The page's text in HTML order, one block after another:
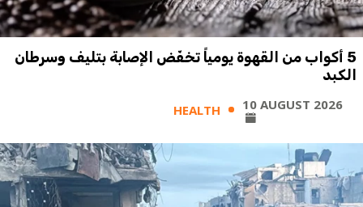
5 أكواب من القهوة يومياً تخفّض الإصابة بتليف وسرطان
الكبد
HEALTH 10 AUGUST 2026